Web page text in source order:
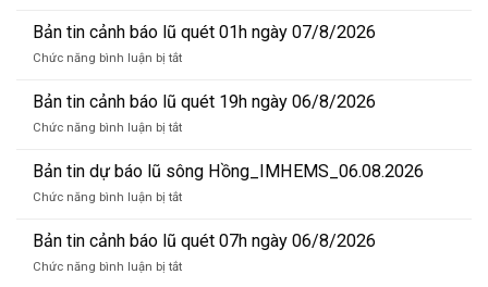
tin
cảnh
báo
quét
07h
07/8/2026
Bản tin cảnh báo lũ quét 01h ngày 07/8/2026
Chức năng bình luận bị tắtở
tin
cảnh
báo
quét
01h
07/8/2026
Bản tin cảnh báo lũ quét 19h ngày 06/8/2026
Chức năng bình luận bị tắtở
tin
cảnh
báo
quét
19h
Bản tin dự báo lũ sông Hồng_IMHEMS_06.08.2026
Chức năng bình luận bị tắtở
tin
dự
báo
Bản tin cảnh báo lũ quét 07h ngày 06/8/2026
Chức năng bình luận bị tắtở